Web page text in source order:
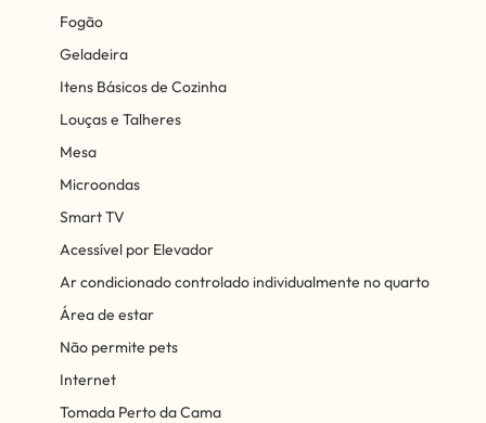
Fogão
Geladeira
Itens Básicos de Cozinha
Louças e Talheres
Mesa
Microondas
Smart TV
Acessível por Elevador
Ar condicionado controlado individualmente no quarto
Área de estar
Não permite pets
Internet
Tomada Perto da Cama